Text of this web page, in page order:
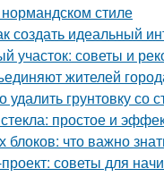
стиле
создать идеальный
участок: советы и
жителей
грунтовку со
простое и
что важно
советы для